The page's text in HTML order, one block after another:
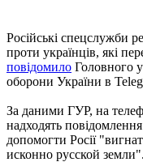
Російські спецслужби
проти українців, які
повідомило Головного
оборони України в
За даними ГУР, на
надходять
допомогти Росії
исконно русской земли".